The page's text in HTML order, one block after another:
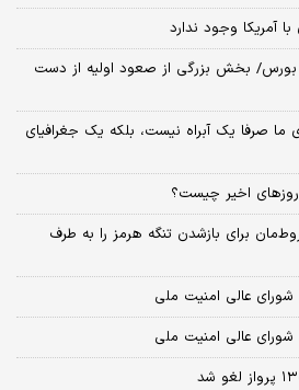
آمریکا وجود ندارد
بورس/ بخش بزرگی از صعود اولیه از دست
ما صرفا یک آبراه نیست، بلکه یک جغرافیای
روزهای اخیر چیست؟
برای بازشدن تنگه هرمز را به طرف
شورای عالی امنیت ملی
شورای عالی امنیت ملی